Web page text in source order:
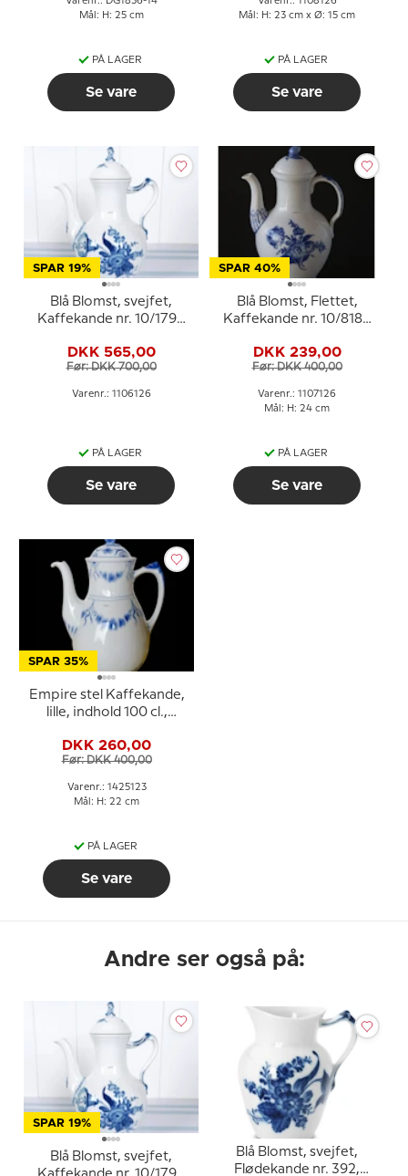
Mål: H: 25 cm
PÅ LAGER
Se vare
Mål: H: 23 cm x Ø: 15 cm
PÅ LAGER
Se vare
SPAR 19%
Blå Blomst, svejfet,
Kaffekande nr. 10/1794
Copenhagen
DKK 565,00
Før: DKK 700,00
Varenr.: 1106126
PÅ LAGER
Se vare
SPAR 40%
Blå Blomst, Flettet,
Kaffekande nr. 10/8189
Copenhagen
DKK 239,00
Før: DKK 400,00
Varenr.: 1107126
Mål: H: 24 cm
PÅ LAGER
Se vare
SPAR 35%
Empire stel Kaffekande,
lille, indhold 100 cl.,
eller 123
DKK 260,00
Før: DKK 400,00
Varenr.: 1425123
Mål: H: 22 cm
PÅ LAGER
Se vare
Andre ser også på:
SPAR 19%
Blå Blomst, svejfet,
Blå Blomst, svejfet,
Flødekande nr. 392,